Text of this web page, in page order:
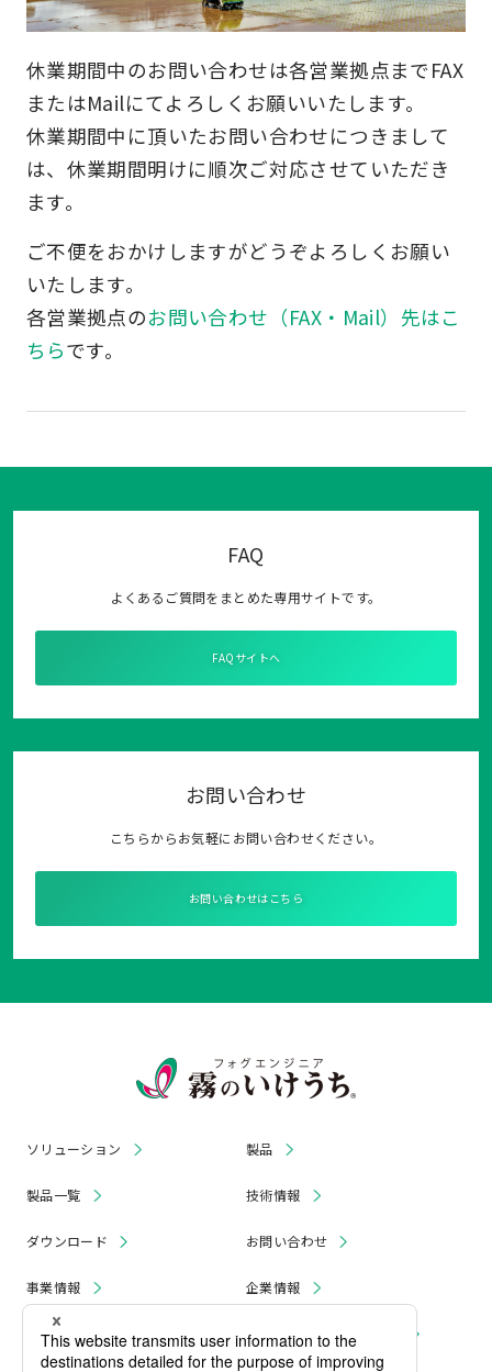
休業期間中のお問い合わせは各営業拠点までFAX
またはMailにてよろしくお願いいたします。
休業期間中に頂いたお問い合わせにつきまして
は、休業期間明けに順次ご対応させていただき
ます。
ご不便をおかけしますがどうぞよろしくお願い
いたします。
各営業拠点のお問い合わせ（FAX・Mail）先はこ
ちらです。
FAQ
よくあるご質問をまとめた専用サイトです。
FAQサイトへ
お問い合わせ
こちらからお気軽にお問い合わせください。
お問い合わせはこちら
ソリューション 製品
製品一覧 技術情報
ダウンロード お問い合わせ
事業情報 企業情報
お知らせ リコール・無償修理 情報